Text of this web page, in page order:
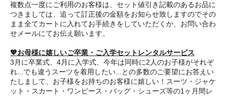
複数点一度にご利用のお客様は、セット値引き記載のあるお品に
つきましては、追って訂正後の金額をお知らせ致しますのでその
まま全てカートに入れてお手続きをしていただくか、お問い合わ
せメールにてお伝え願います。
💖お母様に嬉しいご卒業・ご入学セットレンタルサービス
3月に卒業式、4月に入学式、今年は同時に2人のお子様がそれぞ
れ...でも違うスーツを着用したい...との多数のご要望にお答えい
たしまして、お子様をお持ちのお客様に嬉しい！スーツ・ジャケ
ット・スカート・ワンピース・バッグ・シューズ等の1ヶ月間レ